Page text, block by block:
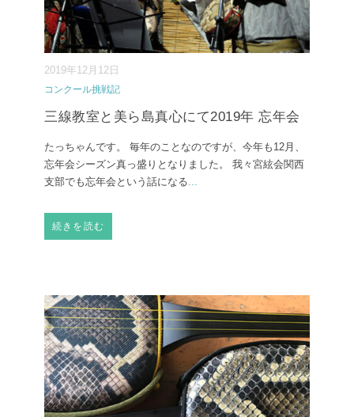
2019年12月12日
コンクール挑戦記
三線教室と美ら島真心にて2019年 忘年会
たっちゃんです。 毎年のことなのですが、今年も12月、
忘年会シーズン真っ盛りとなりました。 我々宮絃会関西
支部でも忘年会という話になる...
続きを読む